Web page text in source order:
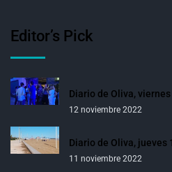
Editor’s Pick
Diario de Oliva, viernes
12 noviembre 2022
Diario de Oliva, jueves
11 noviembre 2022